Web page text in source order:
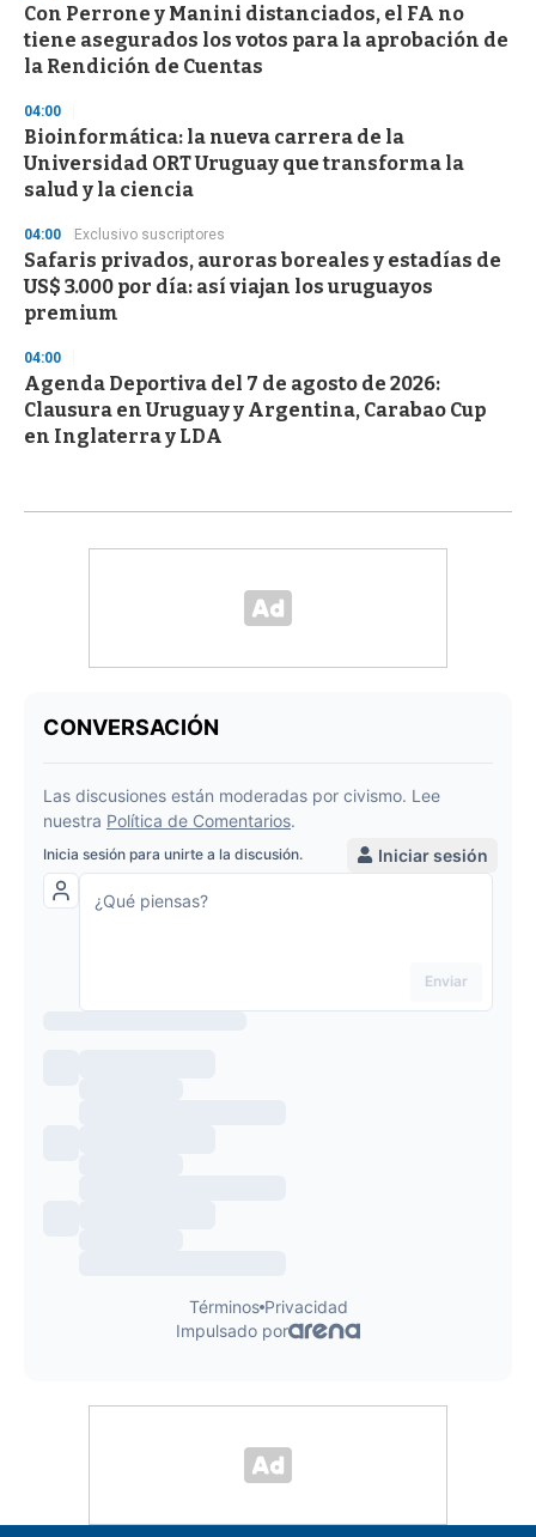
Con Perrone y Manini distanciados, el FA no
tiene asegurados los votos para la aprobación de
la Rendición de Cuentas
04:00
Bioinformática: la nueva carrera de la
Universidad ORT Uruguay que transforma la
salud y la ciencia
04:00 Exclusivo suscriptores
Safaris privados, auroras boreales y estadías de
US$ 3.000 por día: así viajan los uruguayos
premium
04:00
Agenda Deportiva del 7 de agosto de 2026:
Clausura en Uruguay y Argentina, Carabao Cup
en Inglaterra y LDA